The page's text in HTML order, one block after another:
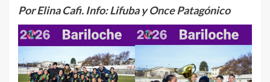
Por Elina Cafi. Info: Lifuba y Once Patagónico